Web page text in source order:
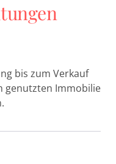
bis zum Verkauf
genutzten Immobilie